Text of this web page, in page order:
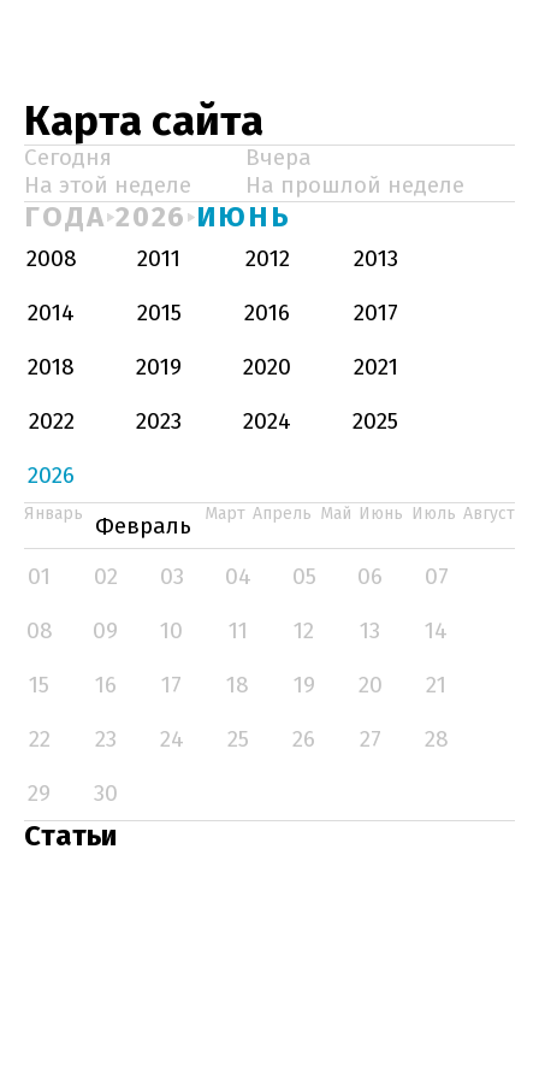
Карта сайта
Сегодня
Вчера
На этой неделе
На прошлой неделе
ГОДА 2026 ИЮНЬ
2008 2011 2012
2013
2014
2015 2016
2017
2018
2019 2020
2021
2022
2023 2024
2025
2026
Январь Февраль Март Апрель Май Июнь Июль Август
01 02 03 04 05 06
07
08
09 10 11 12 13
14
15
16 17 18 19 20
21
22
23 24 25 26 27
28
29
30
Статьи